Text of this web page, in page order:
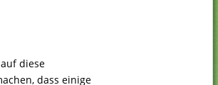
diese
dass einige